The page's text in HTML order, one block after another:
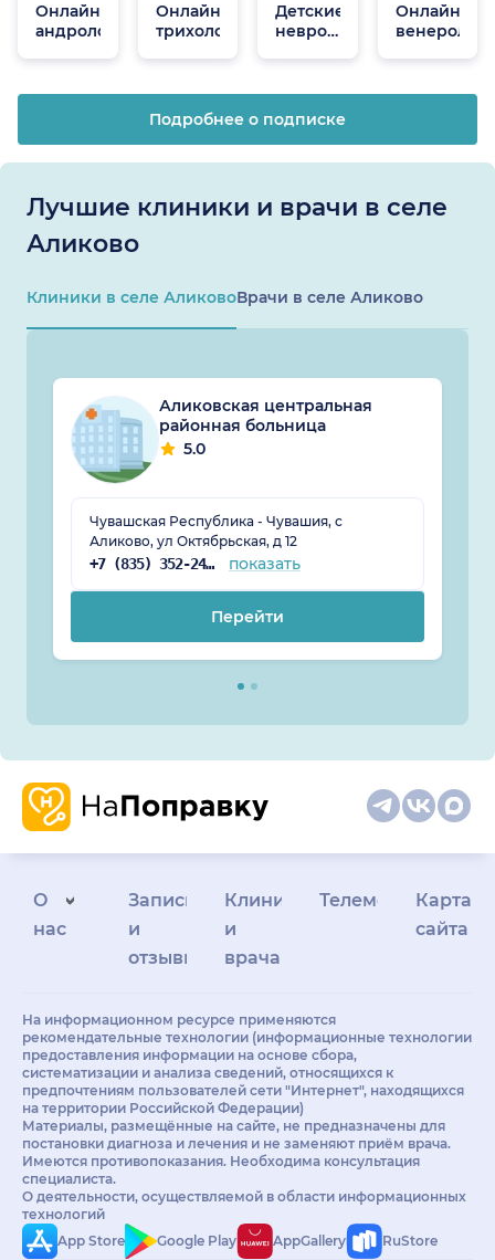
Онлайн
андрологи
Онлайн
трихологи
Детские
неврологи
Онлайн
венерологи
Подробнее о подписке
Лучшие клиники и врачи в селе
Аликово
Клиники в селе АликовоВрачи в селе Аликово
Аликовская центральная
районная больница
5.0
Чувашская Республика - Чувашия, с
Аликово, ул Октябрьская, д 12
+7 (835) 352-24-42 показать
Перейти
О
нас
Запись
и
отзывы
Клиникам
и
врачам
Телемедицина
Карта
сайта
На информационном ресурсе применяются
рекомендательные технологии (информационные технологии
предоставления информации на основе сбора,
систематизации и анализа сведений, относящихся к
предпочтениям пользователей сети "Интернет", находящихся
на территории Российской Федерации)
Материалы, размещённые на сайте, не предназначены для
постановки диагноза и лечения и не заменяют приём врача.
Имеются противопоказания. Необходима консультация
специалиста.
О деятельности, осуществляемой в области информационных
технологий
App Store
Google Play AppGallery RuStore